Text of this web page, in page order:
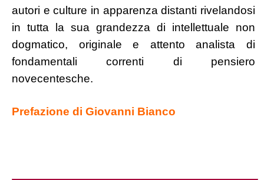
autori e culture in apparenza distanti rivelandosi
in tutta la sua grandezza di intellettuale non
dogmatico, originale e attento analista di
fondamentali correnti di pensiero
novecentesche.
Prefazione di Giovanni Bianco